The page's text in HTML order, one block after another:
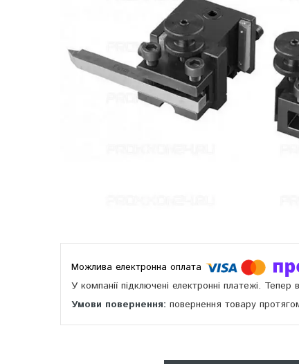
У компанії підключені електронні платежі.
повернення товару